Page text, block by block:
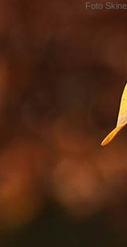
Foto